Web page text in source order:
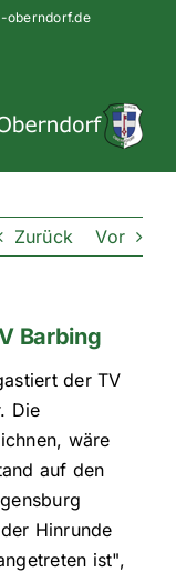
oberndorf.de
Zurück Vor
Barbing
der TV
Die
wäre
auf den
Hinrunde
ist",